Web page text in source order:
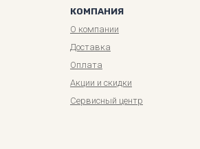
КОМПАНИЯ
О компании
Доставка
Оплата
Акции и скидки
Сервисный центр